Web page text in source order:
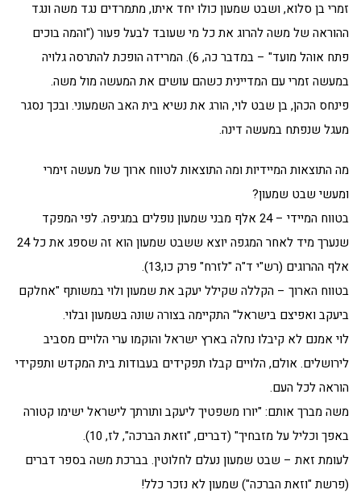
זמרי בן סלוא, ושבט שמעון כולו יחד איתו, מתמרדים נגד משה ונגד
ההוראה של משה להרוג את כל מי שעובד לבעל פעור ("והמה בוכים
פתח אוהל מועד" – במדבר כה, 6). המרידה הופכת להתרסה גלויה
במעשה זמרי עם המדיינית כשהם עושים את המעשה מול משה.
פינחס הכהן, בן שבט לוי, הורג את נשיא בית האב השמעוני. ובכך נסגר
מעגל שנפתח במעשה דינה.
מה התוצאות המיידיות ומה התוצאות לטווח ארוך של מעשה זימרי
ומעשי שבט שמעון?
בטווח המיידי – 24 אלף מבני שמעון נופלים במגיפה. לפי המפקד
שנערך מיד לאחר המגפה יוצא ששבט שמעון הוא זה שספג את כל 24
אלף ההרוגים (רש"י ד"ה "לזרח" פרק כו,13).
בטווח הארוך – הקללה שקילל יעקב את שמעון ולוי במשותף "אחלקם
ביעקב ואפיצם בישראל" התקיימה בצורה שונה בשמעון ובלוי.
לוי אמנם לא קיבלו נחלה בארץ ישראל והוקמו ערי הלויים מסביב
לירושלים. אולם, הלויים קבלו תפקידים בעבודות בית המקדש ותפקידי
הוראה לכל העם.
משה מברך אותם: "יורו משפטיך ליעקב ותורתך לישראל ישימו קטורה
באפך וכליל על מזבחיך" (דברים, "וזאת הברכה", לז, 10).
לעומת זאת – שבט שמעון נעלם לחלוטין. בברכת משה בספר דברים
(פרשת "וזאת הברכה") שמעון לא נזכר כלל!